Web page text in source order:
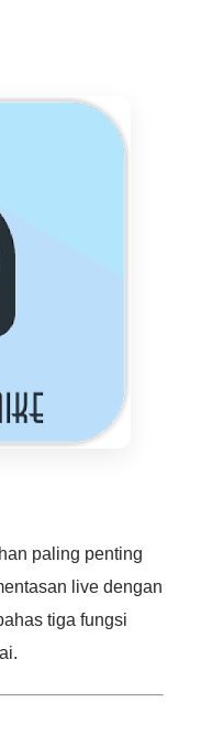
paling penting
live dengan
tiga fungsi